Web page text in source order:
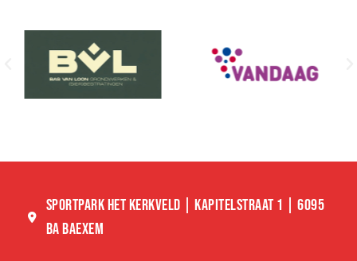
SPORTPARK HET KERKVELD | KAPITELSTRAAT 1 | 6095
BA BAEXEM